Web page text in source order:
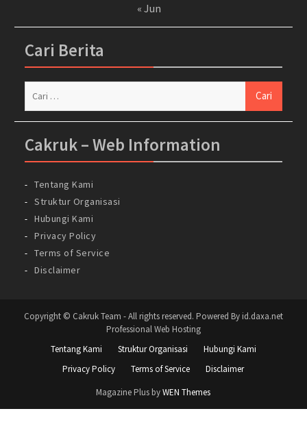
« Jun
Cari Berita
Cakruk – Web Information
Tentang Kami
Struktur Organisasi
Hubungi Kami
Privacy Policy
Terms of Service
Disclaimer
Copyright © Cakruk Team - All rights reserved. Powered By id.daxa.net
Professional Web Hosting
Tentang Kami
Struktur Organisasi
Hubungi Kami
Privacy Policy
Terms of Service
Disclaimer
Magazine Plus byWEN Themes